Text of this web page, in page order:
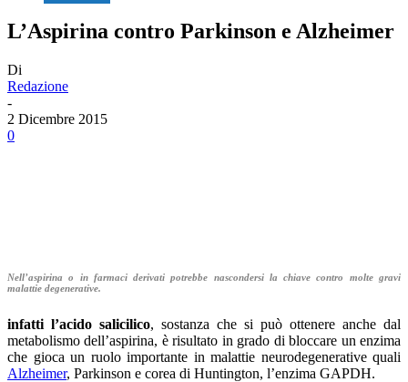
L’Aspirina contro Parkinson e Alzheimer
Di
Redazione
-
2 Dicembre 2015
0
Nell’aspirina o in farmaci derivati potrebbe nascondersi la chiave contro molte gravi
malattie degenerative.
infatti l’acido salicilico, sostanza che si può ottenere anche dal
metabolismo dell’aspirina, è risultato in grado di bloccare un enzima
che gioca un ruolo importante in malattie neurodegenerative quali
Alzheimer, Parkinson e corea di Huntington, l’enzima GAPDH.